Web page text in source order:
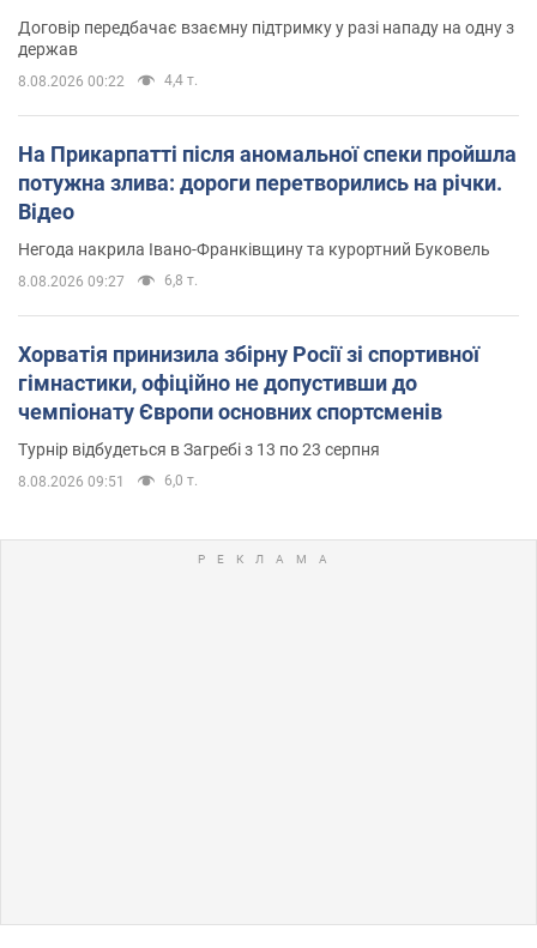
Договір передбачає взаємну підтримку у разі нападу на одну з
держав
8.08.2026 00:22 4,4 т.
На Прикарпатті після аномальної спеки пройшла
потужна злива: дороги перетворились на річки.
Відео
Негода накрила Івано-Франківщину та курортний Буковель
8.08.2026 09:27 6,8 т.
Хорватія принизила збірну Росії зі спортивної
гімнастики, офіційно не допустивши до
чемпіонату Європи основних спортсменів
Турнір відбудеться в Загребі з 13 по 23 серпня
8.08.2026 09:51 6,0 т.